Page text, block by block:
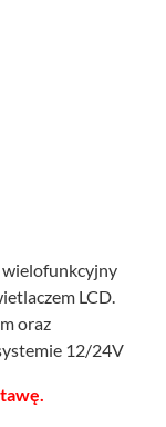
wielofunkcyjny
LCD.
oraz
12/24V